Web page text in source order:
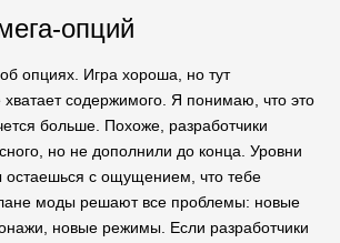
опций
опциях. Игра хороша, но тут
хватает содержимого. Я понимаю, что это
больше. Похоже, разработчики
но не дополнили до конца. Уровни
остаешься с ощущением, что тебе
моды решают все проблемы: новые
новые режимы. Если разработчики